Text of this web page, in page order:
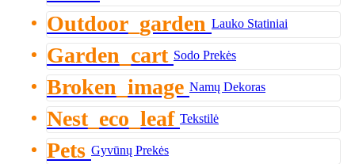
Outdoor_garden Lauko Statiniai
Garden_cart Sodo Prekės
Broken_image Namų Dekoras
Nest_eco_leaf Tekstilė
Pets Gyvūnų Prekės